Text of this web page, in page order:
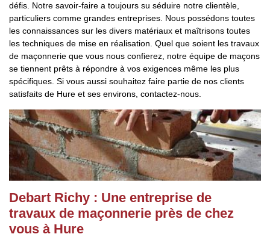
défis. Notre savoir-faire a toujours su séduire notre clientèle,
particuliers comme grandes entreprises. Nous possédons toutes
les connaissances sur les divers matériaux et maîtrisons toutes
les techniques de mise en réalisation. Quel que soient les travaux
de maçonnerie que vous nous confierez, notre équipe de maçons
se tiennent prêts à répondre à vos exigences même les plus
spécifiques. Si vous aussi souhaitez faire partie de nos clients
satisfaits de Hure et ses environs, contactez-nous.
Debart Richy : Une entreprise de
travaux de maçonnerie près de chez
vous à Hure